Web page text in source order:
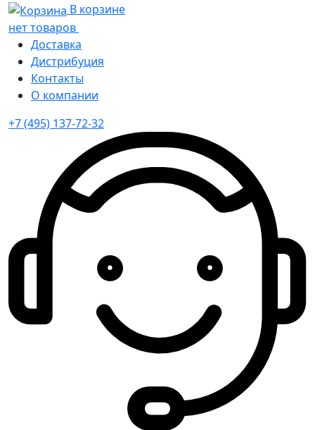
В корзине
нет товаров
Доставка
Дистрибуция
Контакты
О компании
+7 (495) 137-72-32